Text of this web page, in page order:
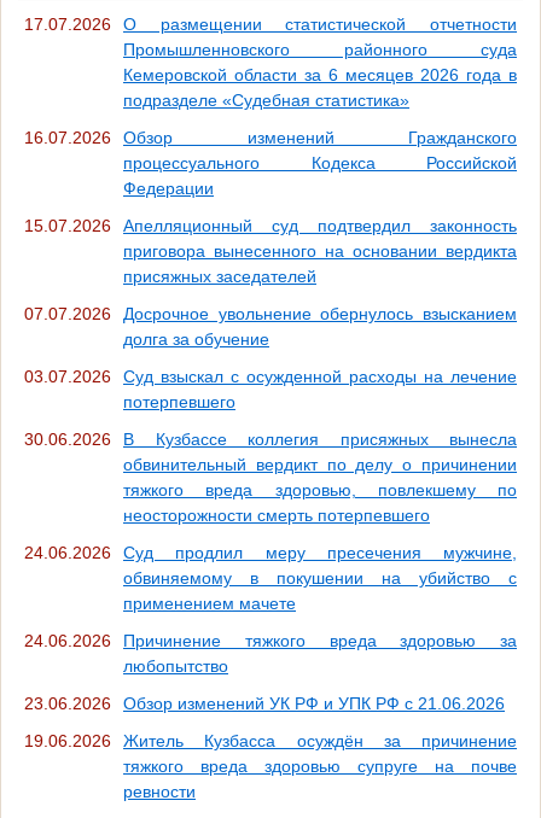
17.07.2026
О размещении статистической отчетности
Промышленновского районного суда
Кемеровской области за 6 месяцев 2026 года в
подразделе «Судебная статистика»
16.07.2026
Обзор изменений Гражданского
процессуального Кодекса Российской
Федерации
15.07.2026
Апелляционный суд подтвердил законность
приговора вынесенного на основании вердикта
присяжных заседателей
07.07.2026
Досрочное увольнение обернулось взысканием
долга за обучение
03.07.2026
Суд взыскал с осужденной расходы на лечение
потерпевшего
30.06.2026
В Кузбассе коллегия присяжных вынесла
обвинительный вердикт по делу о причинении
тяжкого вреда здоровью, повлекшему по
неосторожности смерть потерпевшего
24.06.2026
Суд продлил меру пресечения мужчине,
обвиняемому в покушении на убийство с
применением мачете
24.06.2026
Причинение тяжкого вреда здоровью за
любопытство
23.06.2026
Обзор изменений УК РФ и УПК РФ с 21.06.2026
19.06.2026
Житель Кузбасса осуждён за причинение
тяжкого вреда здоровью супруге на почве
ревности